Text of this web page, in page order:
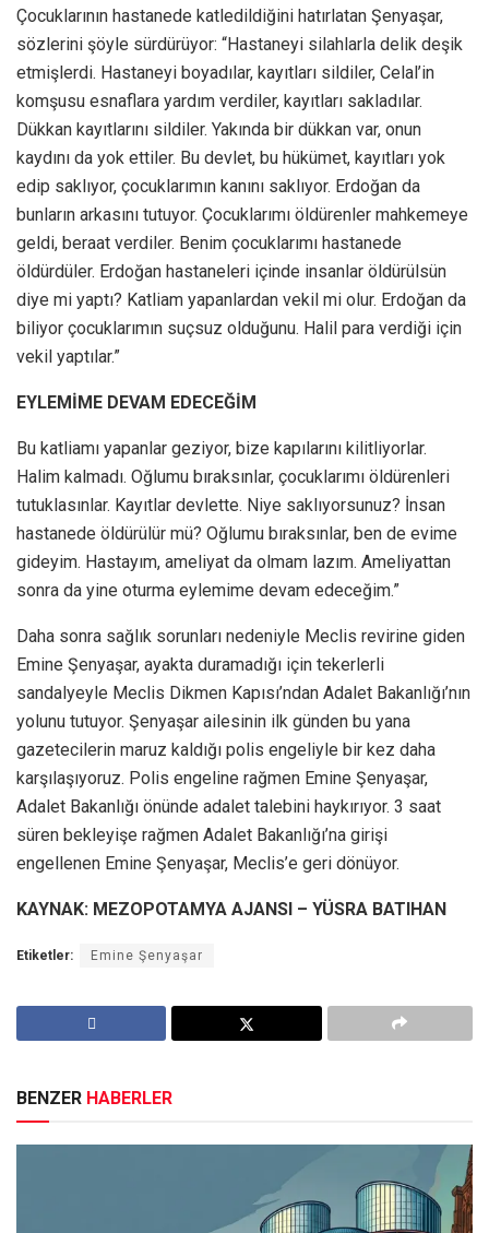
Çocuklarının hastanede katledildiğini hatırlatan Şenyaşar,
sözlerini şöyle sürdürüyor: “Hastaneyi silahlarla delik deşik
etmişlerdi. Hastaneyi boyadılar, kayıtları sildiler, Celal’in
komşusu esnaflara yardım verdiler, kayıtları sakladılar.
Dükkan kayıtlarını sildiler. Yakında bir dükkan var, onun
kaydını da yok ettiler. Bu devlet, bu hükümet, kayıtları yok
edip saklıyor, çocuklarımın kanını saklıyor. Erdoğan da
bunların arkasını tutuyor. Çocuklarımı öldürenler mahkemeye
geldi, beraat verdiler. Benim çocuklarımı hastanede
öldürdüler. Erdoğan hastaneleri içinde insanlar öldürülsün
diye mi yaptı? Katliam yapanlardan vekil mi olur. Erdoğan da
biliyor çocuklarımın suçsuz olduğunu. Halil para verdiği için
vekil yaptılar.”
EYLEMİME DEVAM EDECEĞİM
Bu katliamı yapanlar geziyor, bize kapılarını kilitliyorlar.
Halim kalmadı. Oğlumu bıraksınlar, çocuklarımı öldürenleri
tutuklasınlar. Kayıtlar devlette. Niye saklıyorsunuz? İnsan
hastanede öldürülür mü? Oğlumu bıraksınlar, ben de evime
gideyim. Hastayım, ameliyat da olmam lazım. Ameliyattan
sonra da yine oturma eylemime devam edeceğim.”
Daha sonra sağlık sorunları nedeniyle Meclis revirine giden
Emine Şenyaşar, ayakta duramadığı için tekerlerli
sandalyeyle Meclis Dikmen Kapısı’ndan Adalet Bakanlığı’nın
yolunu tutuyor. Şenyaşar ailesinin ilk günden bu yana
gazetecilerin maruz kaldığı polis engeliyle bir kez daha
karşılaşıyoruz. Polis engeline rağmen Emine Şenyaşar,
Adalet Bakanlığı önünde adalet talebini haykırıyor. 3 saat
süren bekleyişe rağmen Adalet Bakanlığı’na girişi
engellenen Emine Şenyaşar, Meclis’e geri dönüyor.
KAYNAK: MEZOPOTAMYA AJANSI – YÜSRA BATIHAN
Etiketler: Emine Şenyaşar
BENZER HABERLER